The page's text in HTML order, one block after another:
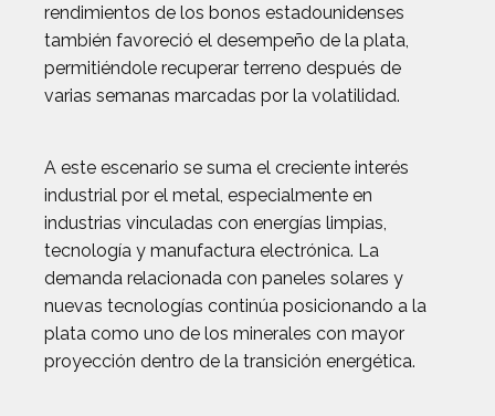
rendimientos de los bonos estadounidenses
también favoreció el desempeño de la plata,
permitiéndole recuperar terreno después de
varias semanas marcadas por la volatilidad.
A este escenario se suma el creciente interés
industrial por el metal, especialmente en
industrias vinculadas con energías limpias,
tecnología y manufactura electrónica. La
demanda relacionada con paneles solares y
nuevas tecnologías continúa posicionando a la
plata como uno de los minerales con mayor
proyección dentro de la transición energética.